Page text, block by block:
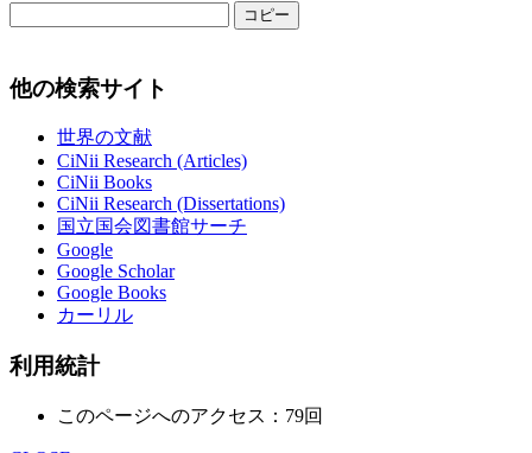
コピー
他の検索サイト
世界の文献
CiNii Research (Articles)
CiNii Books
CiNii Research (Dissertations)
国立国会図書館サーチ
Google
Google Scholar
Google Books
カーリル
利用統計
このページへのアクセス：79回